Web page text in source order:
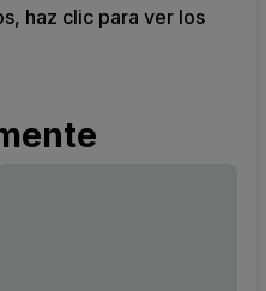
haz clic para ver los